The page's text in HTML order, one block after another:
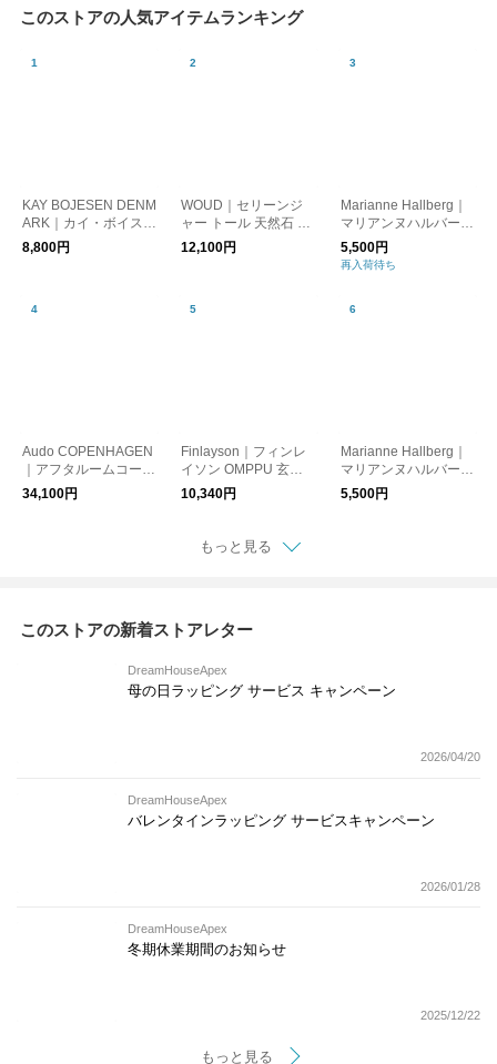
このストアの人気アイテムランキング
KAY BOJESEN DENM
ARK｜カイ・ボイスン
バード シルバーメタ
ル キーチェーン ナチ
8,800円
WOUD｜セリーンジ
ャー トール 天然石 小
物入れ オブジェ 置物
収納
12,100円
Marianne Hallberg｜
マリアンヌハルバーグ
チェックのカップ
5,500円
再入荷待ち
Audo COPENHAGEN
｜アフタルームコート
ハンガー Lサイズ ラー
ジ ブラック アフター
34,100円
Finlayson｜フィンレ
イソン OMPPU 玄関
マット 45×70 日本製
10,340円
Marianne Hallberg｜
マリアンヌハルバーグ
メッシュのカップ
5,500円
もっと見る
このストアの新着ストアレター
DreamHouseApex
母の日ラッピング サービス キャンペーン
2026/04/20
DreamHouseApex
バレンタインラッピング サービスキャンペーン
2026/01/28
DreamHouseApex
冬期休業期間のお知らせ
2025/12/22
もっと見る